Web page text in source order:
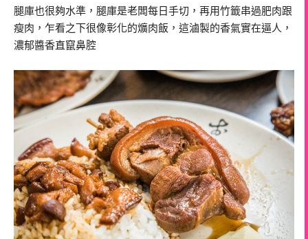
腿庫也很夠水準，腿庫是老闆每日手切，再用竹籤串過肥肉跟
瘦肉，乍看之下很像彰化的爌肉飯，這滷製的香氣實在逼人，
濃郁醬香直竄鼻腔